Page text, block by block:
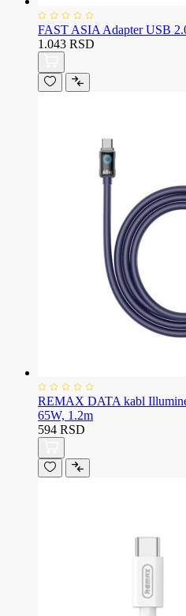
FAST ASIA Adapter USB
1.043 RSD
REMAX DATA kabl
65W, 1.2m
594 RSD